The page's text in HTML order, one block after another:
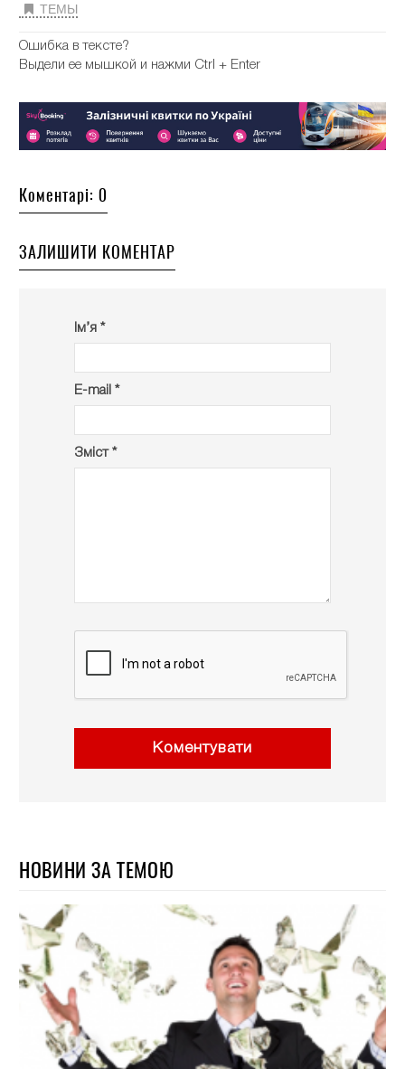
ТЕМЫ
Ошибка в тексте?
Выдели ее мышкой и нажми Ctrl + Enter
Коментарі: 0
ЗАЛИШИТИ КОМЕНТАР
Ім’я *
E-mail *
Зміст *
Коментувати
НОВИНИ ЗА ТЕМОЮ